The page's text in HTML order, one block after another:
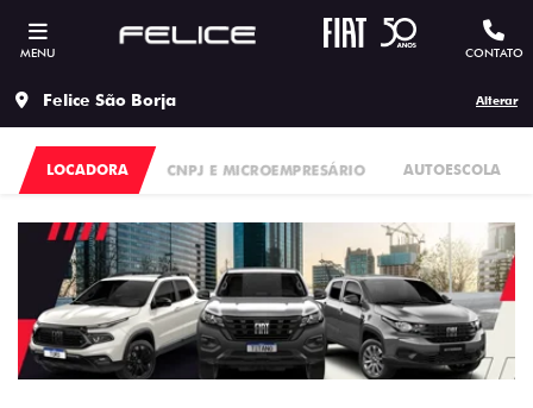
MENU CONTATO
Felice São Borja Alterar
CNPJ E MICROEMPRESÁRIO AUTOESCOLA
LOCADORA